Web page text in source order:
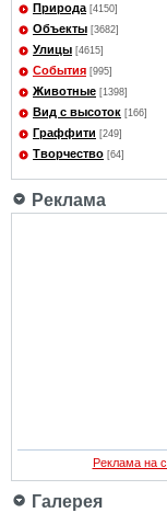
Природа [4150]
Объекты [3682]
Улицы [4615]
События [995]
Животные [1398]
Вид с высоток [166]
Граффити [249]
Творчество [64]
Реклама
Реклама на
Галерея